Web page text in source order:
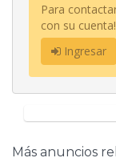
Para
con su cuenta!
Ingresar
Más anuncios